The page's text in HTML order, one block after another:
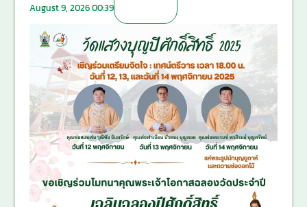
August 9, 2026 00:39